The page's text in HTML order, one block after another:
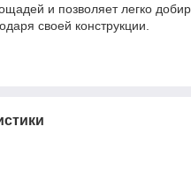
и позволяет легко
своей конструкции.